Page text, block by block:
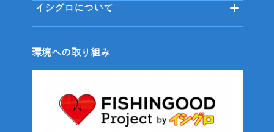
イシグロについて
環境への取り組み